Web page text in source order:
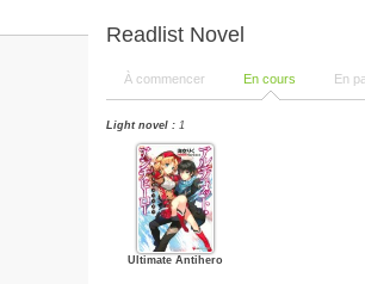
Readlist Novel
À commencer En cours En
Light novel : 1
Ultimate Antihero